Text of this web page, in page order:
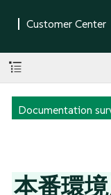
Documentation
本番環